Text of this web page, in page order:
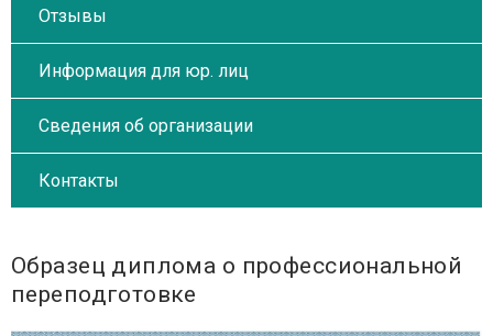
Отзывы
Информация для юр. лиц
Сведения об организации
Контакты
Образец диплома о профессиональной
переподготовке